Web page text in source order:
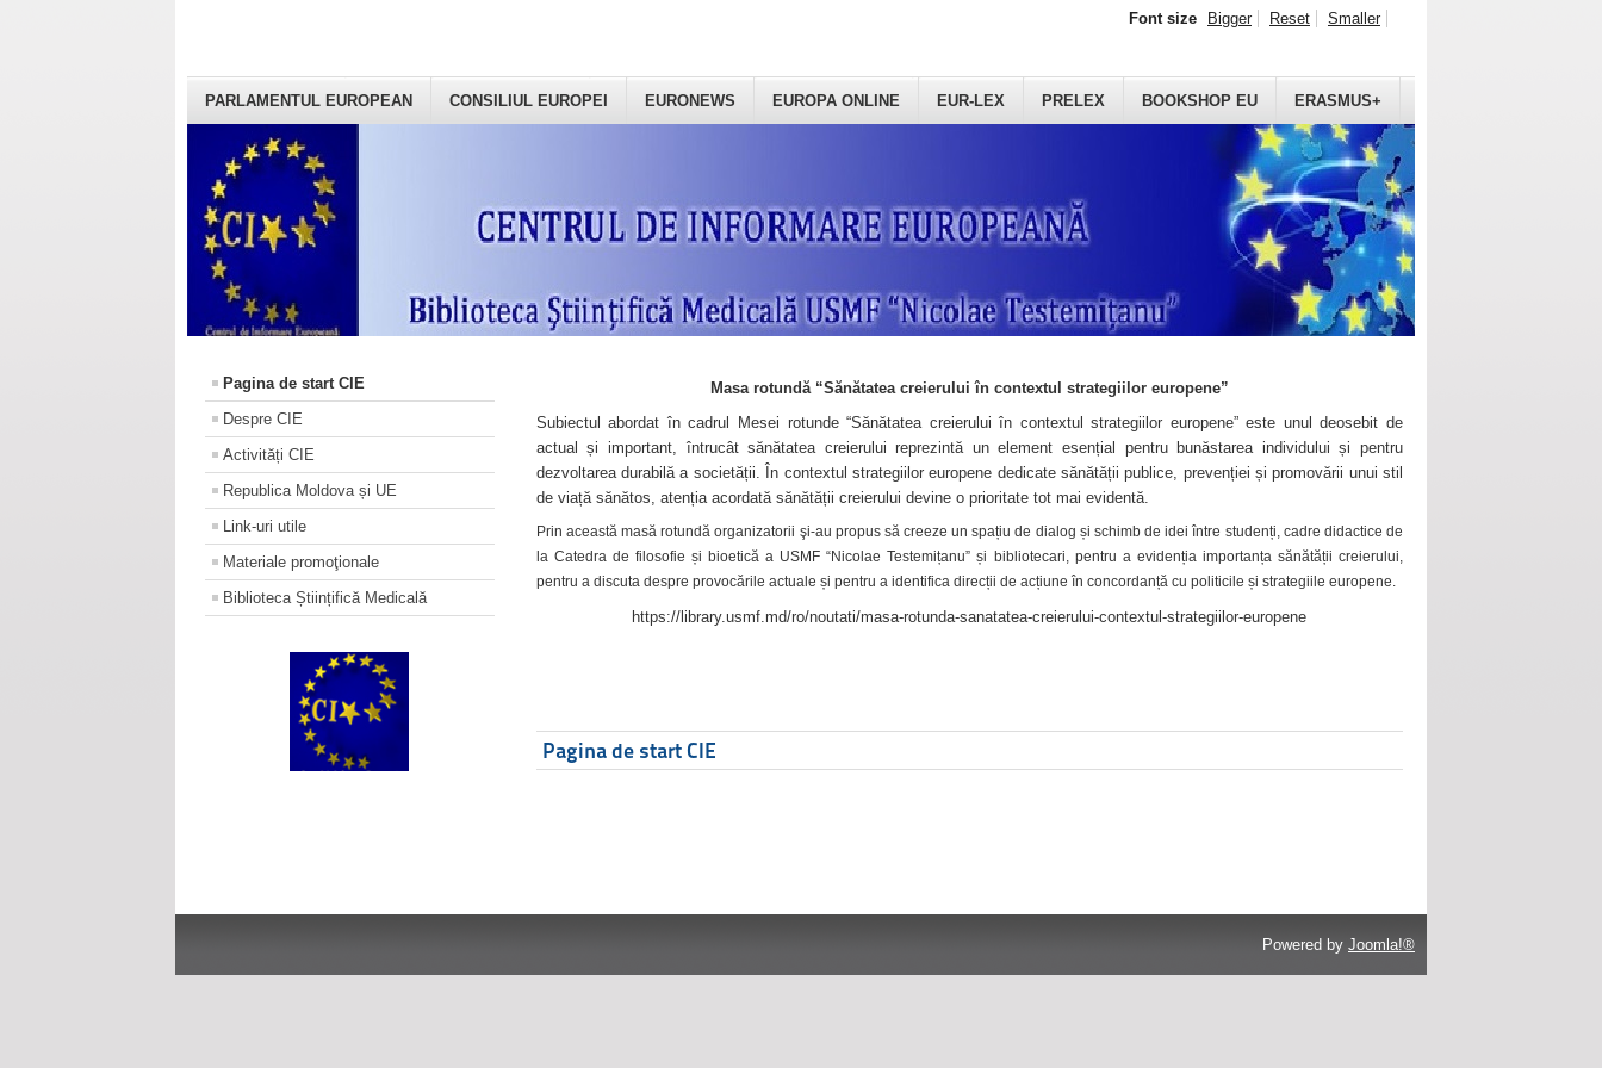
PARLAMENTUL EUROPEAN CONSILIUL EUROPEI EURONEWS EUROPA ONLINE EUR-LEX PRELEX BOOKSHOP EU ERASMUS+
Font size Bigger Reset Smaller
Pagina de start CIE
Despre CIE
Activități CIE
Republica Moldova și UE
Link-uri utile
Materiale promoţionale
Biblioteca Științifică Medicală
Masa rotundă “Sănătatea creierului în contextul strategiilor europene”
Subiectul abordat în cadrul Mesei rotunde “Sănătatea creierului în contextul strategiilor europene” este unul deosebit de
actual și important, întrucât sănătatea creierului reprezintă un element esențial pentru bunăstarea individului și pentru
dezvoltarea durabilă a societății. În contextul strategiilor europene dedicate sănătății publice, prevenției și promovării unui stil
de viață sănătos, atenția acordată sănătății creierului devine o prioritate tot mai evidentă.
Prin această masă rotundă organizatorii şi-au propus să creeze un spațiu de dialog și schimb de idei între studenți, cadre didactice de
la Catedra de filosofie și bioetică a USMF “Nicolae Testemițanu” și bibliotecari, pentru a evidenția importanța sănătății creierului,
pentru a discuta despre provocările actuale și pentru a identifica direcții de acțiune în concordanță cu politicile și strategiile europene.
https://library.usmf.md/ro/noutati/masa-rotunda-sanatatea-creierului-contextul-strategiilor-europene
Pagina de start CIE
Powered by Joomla!®